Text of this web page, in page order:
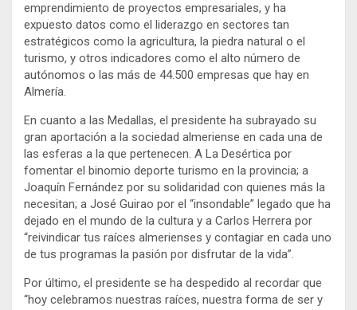
emprendimiento de proyectos empresariales, y ha
expuesto datos como el liderazgo en sectores tan
estratégicos como la agricultura, la piedra natural o el
turismo, y otros indicadores como el alto número de
autónomos o las más de 44.500 empresas que hay en
Almería.
En cuanto a las Medallas, el presidente ha subrayado su
gran aportación a la sociedad almeriense en cada una de
las esferas a la que pertenecen. A La Desértica por
fomentar el binomio deporte turismo en la provincia; a
Joaquín Fernández por su solidaridad con quienes más la
necesitan; a José Guirao por el “insondable” legado que ha
dejado en el mundo de la cultura y a Carlos Herrera por
“reivindicar tus raíces almerienses y contagiar en cada uno
de tus programas la pasión por disfrutar de la vida”.
Por último, el presidente se ha despedido al recordar que
“hoy celebramos nuestras raíces, nuestra forma de ser y